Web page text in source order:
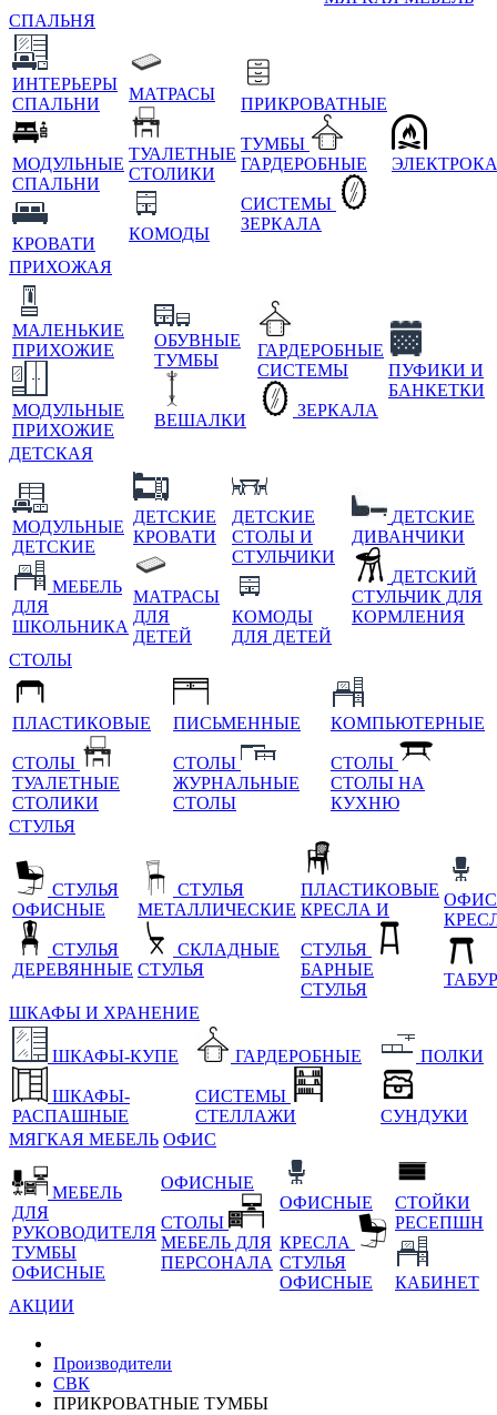
СПАЛЬНЯ
ИНТЕРЬЕРЫ
СПАЛЬНИ
МОДУЛЬНЫЕ
СПАЛЬНИ
КРОВАТИ
МАТРАСЫ
ТУАЛЕТНЫЕ
СТОЛИКИ
КОМОДЫ
ПРИКРОВАТНЫЕ
ТУМБЫ
ГАРДЕРОБНЫЕ
СИСТЕМЫ
ЗЕРКАЛА
ПРИХОЖАЯ
МАЛЕНЬКИЕ
ПРИХОЖИЕ
МОДУЛЬНЫЕ
ПРИХОЖИЕ
ОБУВНЫЕ
ТУМБЫ
ВЕШАЛКИ
ГАРДЕРОБНЫЕ
СИСТЕМЫ
ЗЕРКАЛА
ПУФИКИ И
БАНКЕТКИ
ДЕТСКАЯ
МОДУЛЬНЫЕ
ДЕТСКИЕ
МЕБЕЛЬ
ДЛЯ
ШКОЛЬНИКА
ДЕТСКИЕ
КРОВАТИ
МАТРАСЫ
ДЛЯ
ДЕТЕЙ
ДЕТСКИЕ
СТОЛЫ И
СТУЛЬЧИКИ
КОМОДЫ
ДЛЯ ДЕТЕЙ
ДЕТСКИЕ
ДИВАНЧИКИ
ДЕТСКИЙ
СТУЛЬЧИК ДЛЯ
КОРМЛЕНИЯ
СТОЛЫ
ПЛАСТИКОВЫЕ
СТОЛЫ
ТУАЛЕТНЫЕ
СТОЛИКИ
ПИСЬМЕННЫЕ
СТОЛЫ
ЖУРНАЛЬНЫЕ
СТОЛЫ
КОМПЬЮТЕРНЫЕ
СТОЛЫ
СТОЛЫ НА
КУХНЮ
СТУЛЬЯ
СТУЛЬЯ
ОФИСНЫЕ
СТУЛЬЯ
ДЕРЕВЯННЫЕ
СТУЛЬЯ
МЕТАЛЛИЧЕСКИЕ
СКЛАДНЫЕ
СТУЛЬЯ
ПЛАСТИКОВЫЕ
КРЕСЛА И
СТУЛЬЯ
БАРНЫЕ
СТУЛЬЯ
ШКАФЫ И ХРАНЕНИЕ
ШКАФЫ-КУПЕ
ШКАФЫ-
РАСПАШНЫЕ
ГАРДЕРОБНЫЕ
СИСТЕМЫ
СТЕЛЛАЖИ
ПОЛКИ
СУНДУКИ
МЯГКАЯ МЕБЕЛЬ ОФИС
МЕБЕЛЬ
ДЛЯ
РУКОВОДИТЕЛЯ
ТУМБЫ
ОФИСНЫЕ
ОФИСНЫЕ
СТОЛЫ
МЕБЕЛЬ ДЛЯ
ПЕРСОНАЛА
ОФИСНЫЕ
КРЕСЛА
СТУЛЬЯ
ОФИСНЫЕ
СТОЙКИ
РЕСЕПШН
КАБИНЕТ
АКЦИИ
Производители
СВК
ПРИКРОВАТНЫЕ ТУМБЫ